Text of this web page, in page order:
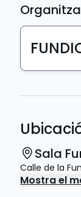
Sala
Calle de la
Mostra el